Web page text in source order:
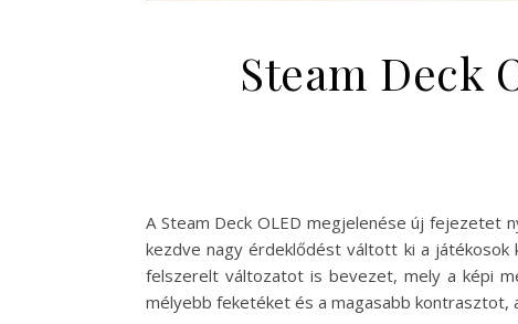
Steam Deck
A Steam Deck OLED megjelenése új fejezetet
kezdve nagy érdeklődést váltott ki a játékosok
felszerelt változatot is bevezet, mely a képi
mélyebb feketéket és a magasabb kontrasztot,